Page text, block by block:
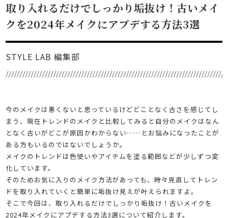
取り入れるだけでしっかり垢抜け！古いメイ
クを2024年メイクにアプデする方法3選
STYLE LAB 編集部
今のメイクは悪くないと思っているけどどことなく古さを感じてし
まう、現在トレンドのメイクと比較してみると自分のメイクはなん
となく古いがどこが原因かわからない……とお悩みになったことが
ある方もいるのではないでしょうか。
メイクのトレンドは色使いやアイテムを塗る範囲などが少しずつ変
化しています。
そのためお気に入りのメイク方法があっても、時々見直してトレン
ドを取り入れていくと簡単に垢抜け見えが叶えられますよ。
そこで今回は、取り入れるだけでしっかり垢抜け！古いメイクを
2024年メイクにアプデする方法3選について紹介します。